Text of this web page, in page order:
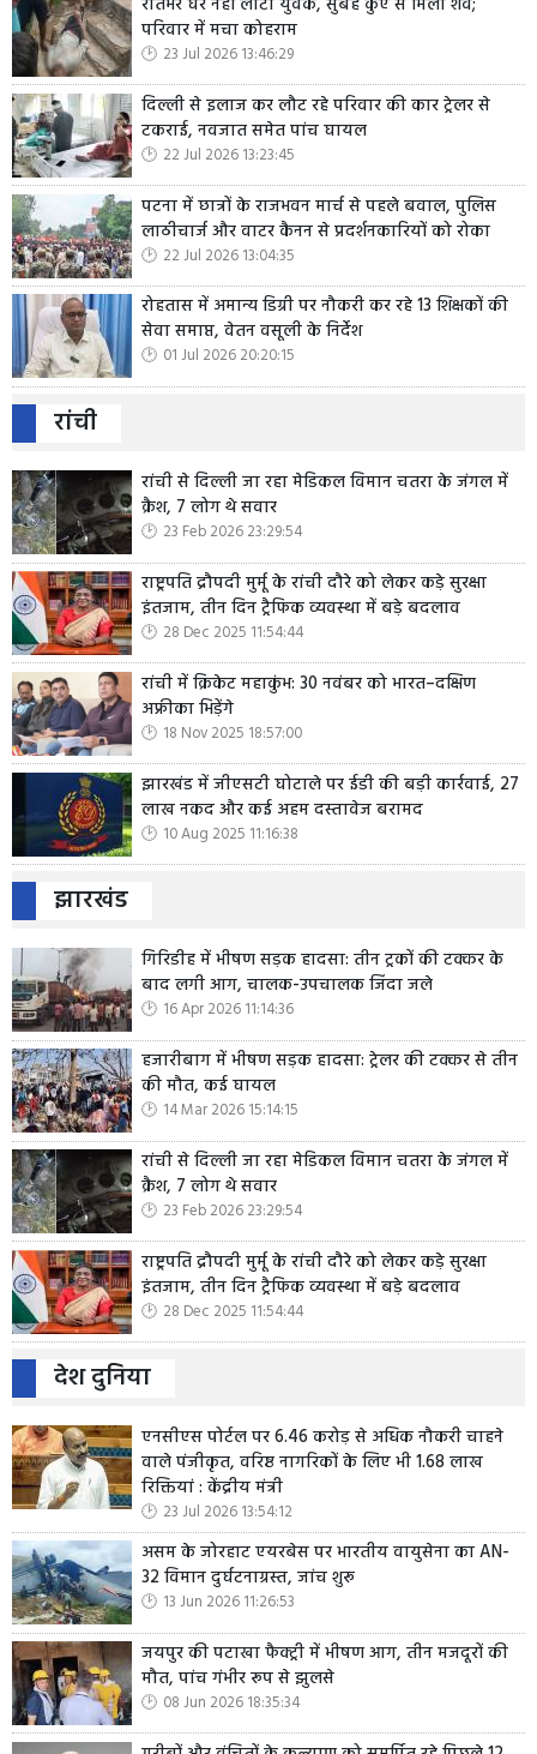
परिवार में मचा कोहराम
23 Jul 2026 13:46:29
दिल्ली से इलाज कर लौट रहे परिवार की कार ट्रेलर से
टकराई, नवजात समेत पांच घायल
22 Jul 2026 13:23:45
पटना में छात्रों के राजभवन मार्च से पहले बवाल, पुलिस
लाठीचार्ज और वाटर कैनन से प्रदर्शनकारियों को रोका
22 Jul 2026 13:04:35
रोहतास में अमान्य डिग्री पर नौकरी कर रहे 13 शिक्षकों की
सेवा समाप्त, वेतन वसूली के निर्देश
01 Jul 2026 20:20:15
रांची
रांची से दिल्ली जा रहा मेडिकल विमान चतरा के जंगल में
क्रैश, 7 लोग थे सवार
23 Feb 2026 23:29:54
राष्ट्रपति द्रौपदी मुर्मू के रांची दौरे को लेकर कड़े सुरक्षा
इंतजाम, तीन दिन ट्रैफिक व्यवस्था में बड़े बदलाव
28 Dec 2025 11:54:44
रांची में क्रिकेट महाकुंभ: 30 नवंबर को भारत–दक्षिण
अफ्रीका भिड़ेंगे
18 Nov 2025 18:57:00
झारखंड में जीएसटी घोटाले पर ईडी की बड़ी कार्रवाई, 27
लाख नकद और कई अहम दस्तावेज बरामद
10 Aug 2025 11:16:38
झारखंड
गिरिडीह में भीषण सड़क हादसा: तीन ट्रकों की टक्कर के
बाद लगी आग, चालक-उपचालक जिंदा जले
16 Apr 2026 11:14:36
हजारीबाग में भीषण सड़क हादसा: ट्रेलर की टक्कर से तीन
की मौत, कई घायल
14 Mar 2026 15:14:15
रांची से दिल्ली जा रहा मेडिकल विमान चतरा के जंगल में
क्रैश, 7 लोग थे सवार
23 Feb 2026 23:29:54
राष्ट्रपति द्रौपदी मुर्मू के रांची दौरे को लेकर कड़े सुरक्षा
इंतजाम, तीन दिन ट्रैफिक व्यवस्था में बड़े बदलाव
28 Dec 2025 11:54:44
देश दुनिया
एनसीएस पोर्टल पर 6.46 करोड़ से अधिक नौकरी चाहने
वाले पंजीकृत, वरिष्ठ नागरिकों के लिए भी 1.68 लाख
रिक्तियां : केंद्रीय मंत्री
23 Jul 2026 13:54:12
असम के जोरहाट एयरबेस पर भारतीय वायुसेना का AN-
32 विमान दुर्घटनाग्रस्त, जांच शुरू
13 Jun 2026 11:26:53
जयपुर की पटाखा फैक्ट्री में भीषण आग, तीन मजदूरों की
मौत, पांच गंभीर रूप से झुलसे
08 Jun 2026 18:35:34